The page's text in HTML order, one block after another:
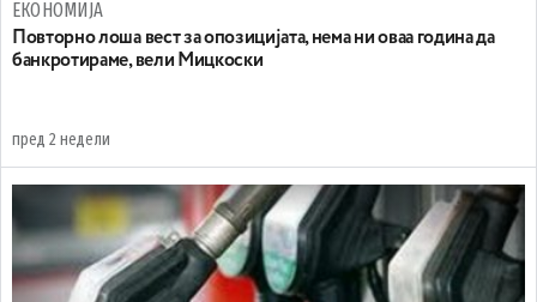
ЕКОНОМИЈА
Повторно лоша вест за опозицијата, нема ни оваа година да
банкротираме, вели Мицкоски
пред 2 недели